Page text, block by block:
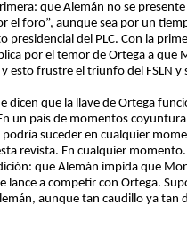
que Alemán no se
el foro”, aunque sea por un
presidencial del PLC. Con la
por el temor de Ortega a que
esto frustre el triunfo del FSLN y
dicen que la llave de Ortega
un país de momentos
suceder en cualquier
revista. En cualquier
que Alemán impida que
lance a competir con Ortega.
aunque tan caudillo ya tan